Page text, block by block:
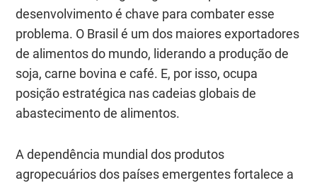
desenvolvimento é chave para combater esse
problema. O Brasil é um dos maiores exportadores
de alimentos do mundo, liderando a produção de
soja, carne bovina e café. E, por isso, ocupa
posição estratégica nas cadeias globais de
abastecimento de alimentos.
A dependência mundial dos produtos
agropecuários dos países emergentes fortalece a